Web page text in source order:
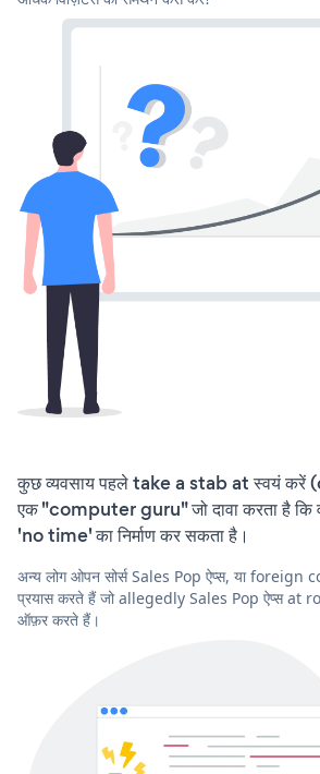
कुछ व्यवसाय पहले take a stab at स्वयं करें
एक "computer guru" जो दावा करता है
'no time' का निर्माण कर सकता है।
अन्य लोग ओपन सोर्स Sales Pop ऐप्स, या foreign
प्रयास करते हैं जो allegedly Sales Pop ऐप्स at
ऑफ़र करते हैं।